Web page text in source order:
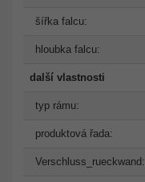
šířka falcu:
hloubka falcu:
další vlastnosti
typ rámu:
produktová řada:
Verschluss_rueckwand: